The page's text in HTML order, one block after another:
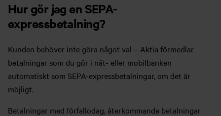
Hur gör jag en SEPA-
expressbetalning?
Kunden behöver inte göra något val – Aktia förmedlar
betalningar som du gör i nät- eller mobilbanken
automatiskt som SEPA-expressbetalningar, om det är
möjligt.
Betalningar med förfallodag, återkommande betalningar